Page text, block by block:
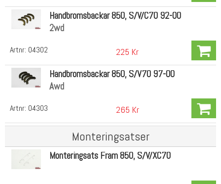
Artnr: 04302
Handbromsbackar 850, S/V/C70 92-00
2wd
225 Kr
Artnr: 04303
Handbromsbackar 850, S/V70 97-00
Awd
265 Kr
Monteringsatser
Monteringsats Fram 850, S/V/XC70